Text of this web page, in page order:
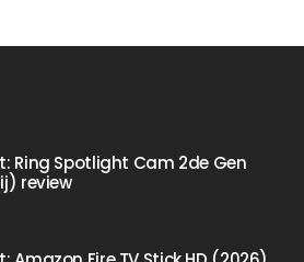
Ring Spotlight Cam 2de Gen
review